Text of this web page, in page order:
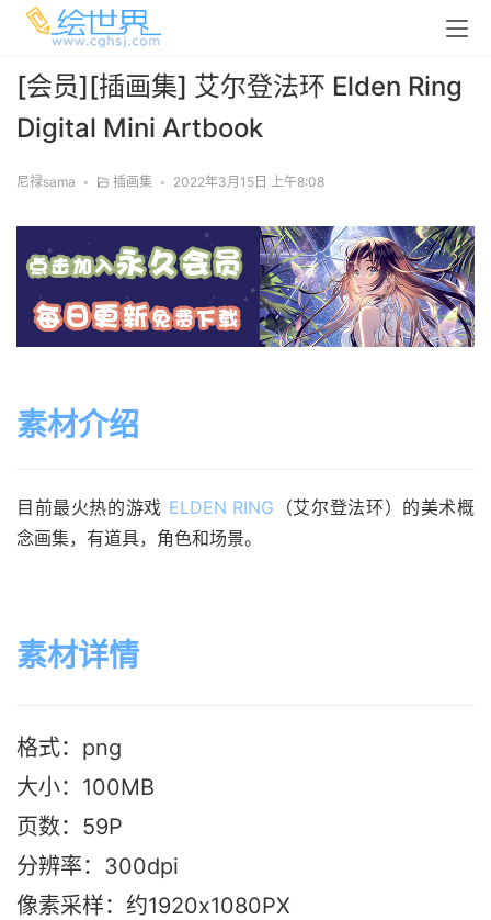
[会员][插画集] 艾尔登法环 Elden Ring
Digital Mini Artbook
尼禄sama • 插画集 • 2022年3月15日 上午8:08
素材介绍
目前最火热的游戏 ELDEN RING （艾尔登法环）的美术概
念画集，有道具，角色和场景。
素材详情
格式：png
大小：100MB
页数：59P
分辨率：300dpi
像素采样：约1920x1080PX